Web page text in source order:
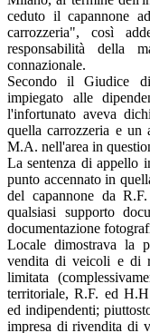
ceduto il capannone
carrozzeria", così
responsabilità della
connazionale.
Secondo il Giudice
impiegato alle
l'infortunato aveva
quella carrozzeria e
M.A. nell'area in
La sentenza di appello
punto accennato in
del capannone da
qualsiasi supporto
documentazione
Locale dimostrava la
vendita di veicoli e di
limitata
territoriale, R.F. ed
ed indipendenti;
impresa di rivendita di